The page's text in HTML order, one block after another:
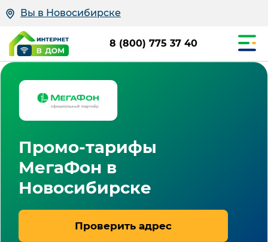
Вы в Новосибирске
8 (800) 775 37 40
Промо-тарифы
МегаФон в
Новосибирске
Проверить адрес